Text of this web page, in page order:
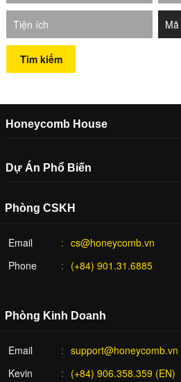
Tiện ích
Tìm kiếm
Honeycomb House
Dự Án Phổ Biến
Phòng CSKH
Email
cs@honeycomb.vn
Phone
(+84) 901.31.6885
Phòng Kinh Doanh
Email
support@honeycomb.vn
Kevin
(+84) 906.358.359 (EN)